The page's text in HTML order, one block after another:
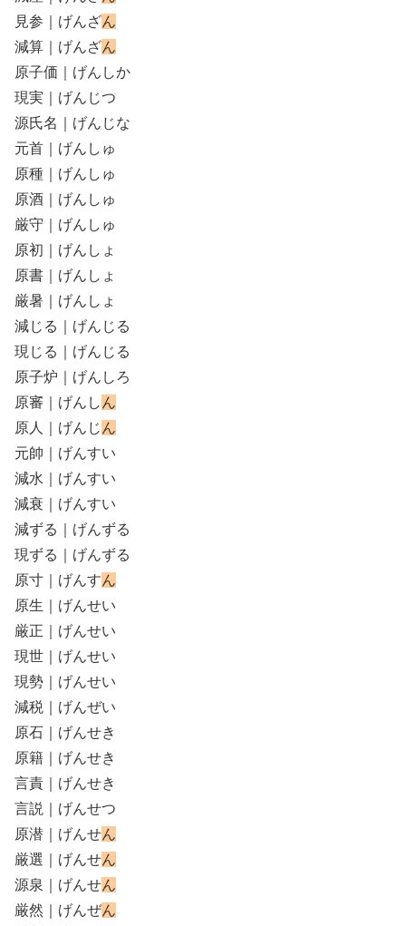
見参｜げんざん
減算｜げんざん
原子価｜げんしか
現実｜げんじつ
源氏名｜げんじな
元首｜げんしゅ
原種｜げんしゅ
原酒｜げんしゅ
厳守｜げんしゅ
原初｜げんしょ
原書｜げんしょ
厳暑｜げんしょ
減じる｜げんじる
現じる｜げんじる
原子炉｜げんしろ
原審｜げんし ん
原人｜げんじ ん
元帥｜げんすい
減水｜げんすい
減衰｜げんすい
減ずる｜げんずる
現ずる｜げんずる
原寸｜げんすん
原生｜げんせい
厳正｜げんせい
現世｜げんせい
現勢｜げんせい
減税｜げんぜい
原石｜げんせき
原籍｜げんせき
言責｜げんせき
言説｜げんせつ
原潜｜げんせん
厳選｜げんせん
源泉｜げんせん
厳然｜げんぜん